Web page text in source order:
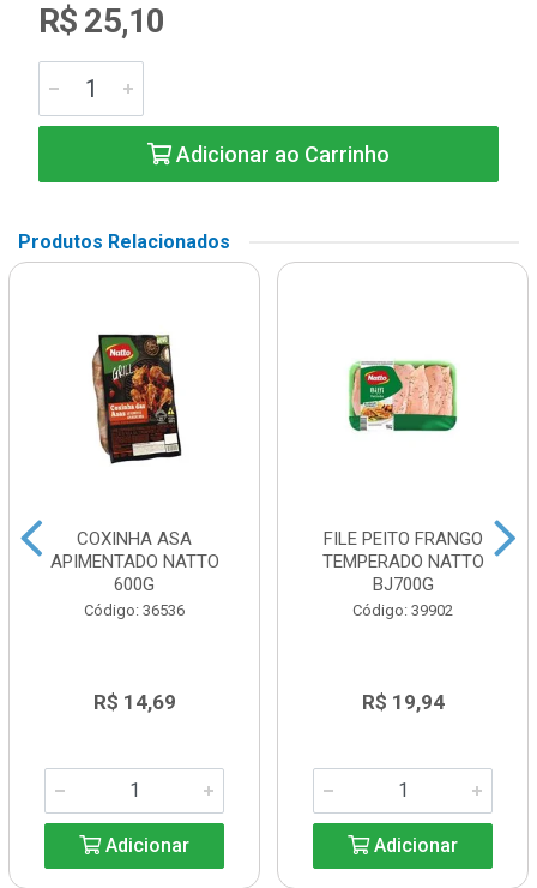
R$ 25,10
Adicionar ao Carrinho
Produtos Relacionados
COXINHA ASA
APIMENTADO NATTO
600G
Código: 36536
R$ 14,69
Adicionar
FILE PEITO FRANGO
TEMPERADO NATTO
BJ700G
Código: 39902
R$ 19,94
Adicionar